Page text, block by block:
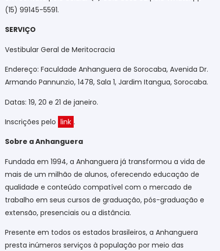
(15) 99145-5591.
SERVIÇO
Vestibular Geral de Meritocracia
Endereço: Faculdade Anhanguera de Sorocaba, Avenida Dr.
Armando Pannunzio, 1478, Sala 1, Jardim Itangua, Sorocaba.
Datas: 19, 20 e 21 de janeiro.
Inscrições pelo link .
Sobre a Anhanguera
Fundada em 1994, a Anhanguera já transformou a vida de
mais de um milhão de alunos, oferecendo educação de
qualidade e conteúdo compatível com o mercado de
trabalho em seus cursos de graduação, pós-graduação e
extensão, presenciais ou a distância.
Presente em todos os estados brasileiros, a Anhanguera
presta inúmeros serviços à população por meio das